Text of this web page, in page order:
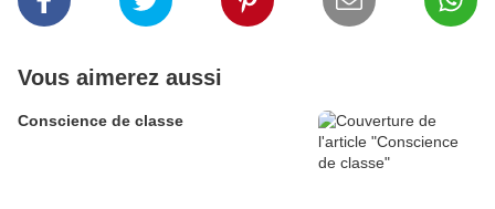
Vous aimerez aussi
Conscience de classe